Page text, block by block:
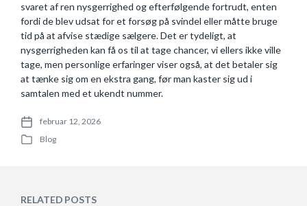
svaret af ren nysgerrighed og efterfølgende fortrudt, enten
fordi de blev udsat for et forsøg på svindel eller måtte bruge
tid på at afvise stædige sælgere. Det er tydeligt, at
nysgerrigheden kan få os til at tage chancer, vi ellers ikke ville
tage, men personlige erfaringer viser også, at det betaler sig
at tænke sig om en ekstra gang, før man kaster sig ud i
samtalen med et ukendt nummer.
P
t
februar 12, 2026
P
Blog
RELATED POSTS